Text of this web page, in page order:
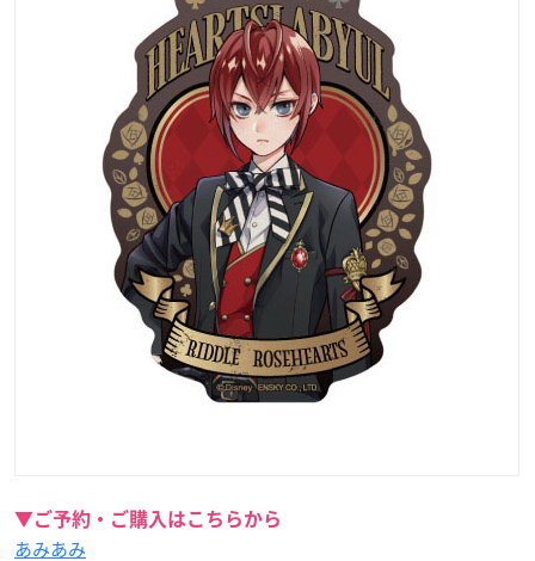
▼ご予約・ご購入はこちらから
あみあみ